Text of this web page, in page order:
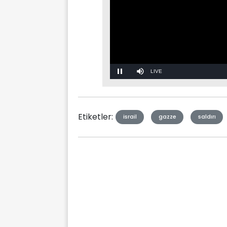
Mute Stream
Etiketler: israil gazze saldırı